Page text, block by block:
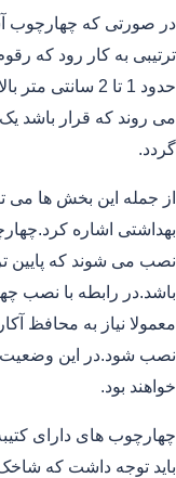
در صورتی که چهارچوب
ترتیبی به کار رود که
حدود 1 تا 2
می روند که قرار باشد
گردد.
از جمله این بخش ها می
بهداشتی اشاره
باشد.در رابطه با نصب
معمولا نیاز به محافظ
نصب شود.در این وضعیت
خواهند بود.
چهارچوب های دارای